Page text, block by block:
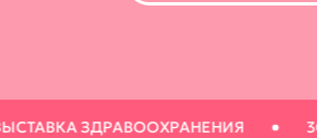
21-Я ВЫСТАВКА ЗДРАВООХРАНЕНИЯ